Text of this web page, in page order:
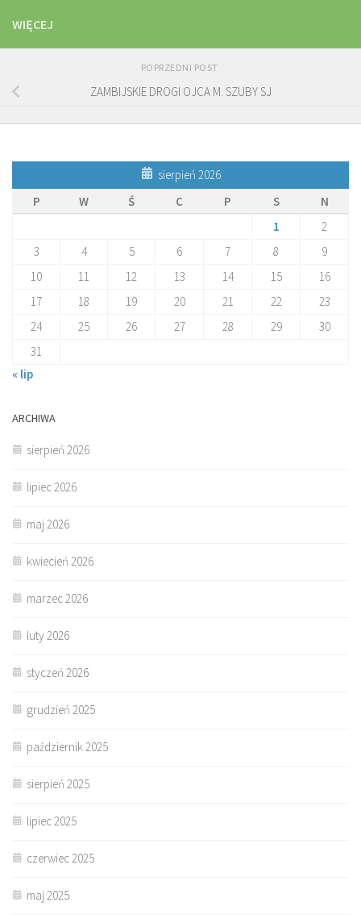
WIĘCEJ
POPRZEDNI POST
ZAMBIJSKIE DROGI OJCA M. SZUBY SJ
sierpień 2026
P
W Ś C P S
N
1
2
3
4 5 6 7 8
9
10
11 12 13 14 15
16
17
18 19 20 21 22
23
24
25 26 27 28 29
30
31
« lip
ARCHIWA
sierpień 2026
lipiec 2026
maj 2026
kwiecień 2026
marzec 2026
luty 2026
styczeń 2026
grudzień 2025
październik 2025
sierpień 2025
lipiec 2025
czerwiec 2025
maj 2025